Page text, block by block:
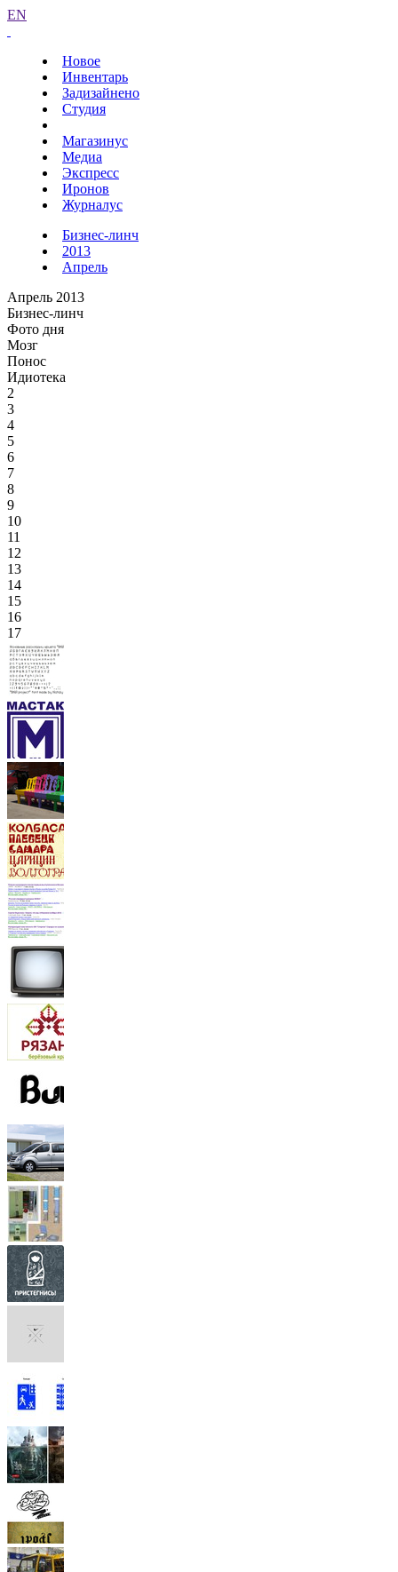
EN
Новое
Инвентарь
Задизайнено
Студия
Магазинус
Медиа
Экспресс
Иронов
Журналус
Бизнес-линч
2013
Апрель
Апрель 2013
Бизнес-линч
Фото дня
Мозг
Понос
Идиотека
2
3
4
5
6
7
8
9
10
11
12
13
14
15
16
17